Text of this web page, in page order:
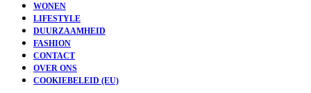
WONEN
LIFESTYLE
DUURZAAMHEID
FASHION
CONTACT
OVER ONS
COOKIEBELEID (EU)